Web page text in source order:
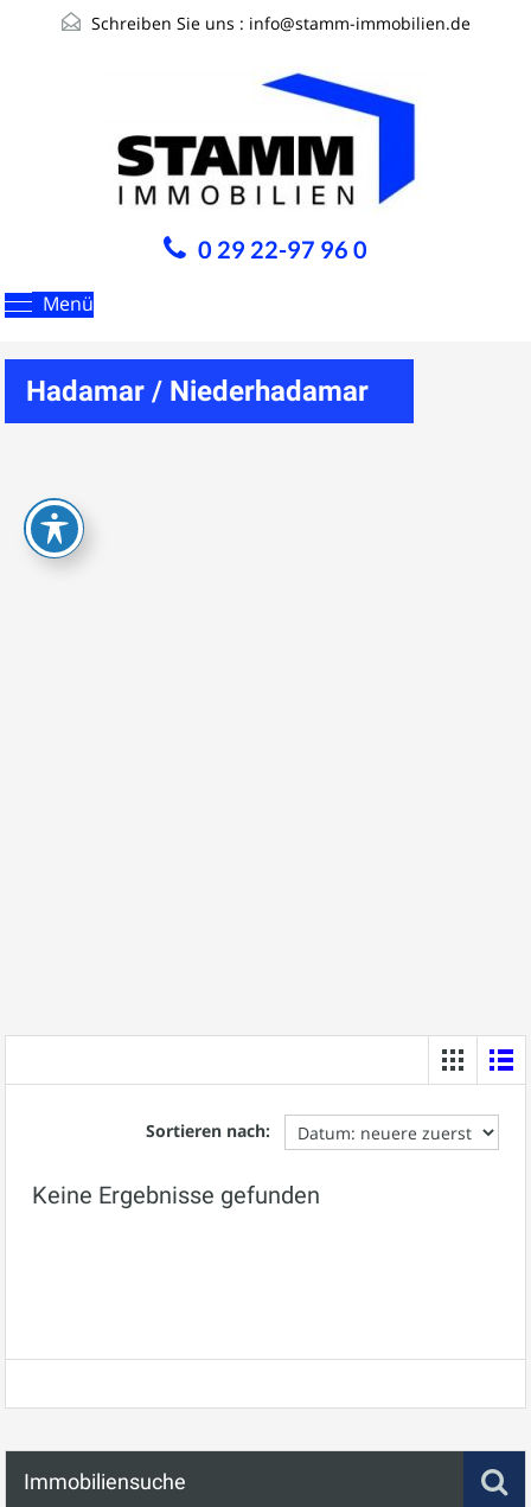
Schreiben Sie uns : info@stamm-immobilien.de
0 29 22-97 96 0
Menü
Hadamar / Niederhadamar
Sortieren nach:
Keine Ergebnisse gefunden
Immobiliensuche